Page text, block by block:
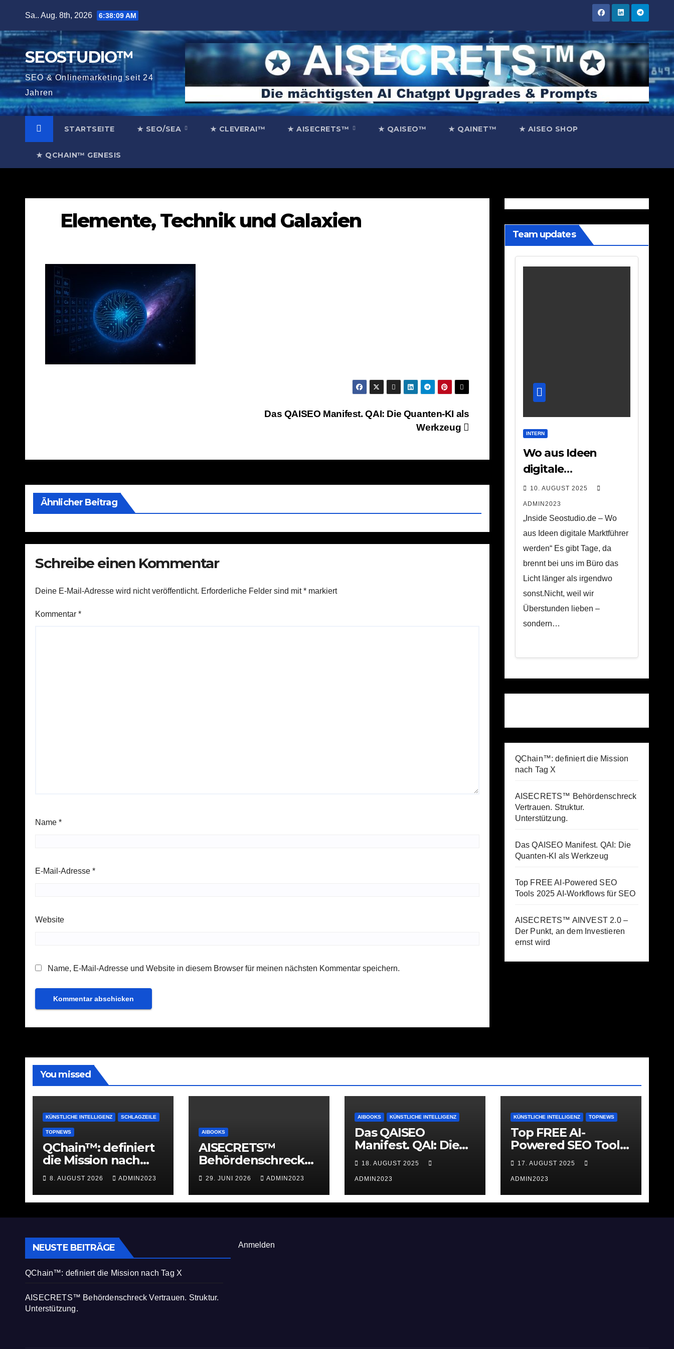
springen
Sa.. Aug. 8th, 2026 6:38:10 AM
SEOSTUDIO™
SEO & Onlinemarketing seit 24
Jahren
STARTSEITE ★ SEO/SEA ★ CLEVERAI™ ★ AISECRETS™ ★ QAISEO™ ★ QAINET™ ★ AISEO SHOP
★ QCHAIN™ GENESIS
Elemente, Technik und Galaxien
Das QAISEO Manifest. QAI: Die Quanten-KI als
Werkzeug
Ähnlicher Beitrag
Schreibe einen Kommentar
Deine E-Mail-Adresse wird nicht veröffentlicht. Erforderliche Felder sind mit* markiert
Kommentar *
Name *
E-Mail-Adresse *
Website
Name, E-Mail-Adresse und Website in diesem Browser für meinen nächsten Kommentar speichern.
Team updates
INTERN
Wo aus Ideen
digitale
Marktführer
werden
10. AUGUST 2025
ADMIN2023
„Inside Seostudio.de – Wo
aus Ideen digitale Marktführer
werden“ Es gibt Tage, da
brennt bei uns im Büro das
Licht länger als irgendwo
sonst.Nicht, weil wir
Überstunden lieben –
sondern…
QChain™: definiert die Mission
nach Tag X
AISECRETS™ Behördenschreck
Vertrauen. Struktur.
Unterstützung.
Das QAISEO Manifest. QAI: Die
Quanten-KI als Werkzeug
Top FREE AI-Powered SEO
Tools 2025 AI-Workflows für SEO
AISECRETS™ AINVEST 2.0 –
Der Punkt, an dem Investieren
ernst wird
You missed
KÜNSTLICHE INTELLIGENZ SCHLAGZEILE
TOPNEWS
QChain™: definiert
die Mission nach
Tag X
8. AUGUST 2026 ADMIN2023
AIBOOKS
AISECRETS™
Behördenschreck
Vertrauen. Struktur.
Unterstützung.
29. JUNI 2026 ADMIN2023
AIBOOKS KÜNSTLICHE INTELLIGENZ
Das QAISEO
Manifest. QAI: Die
Quanten-KI als
Werkzeug
18. AUGUST 2025
ADMIN2023
KÜNSTLICHE INTELLIGENZ TOPNEWS
Top FREE AI-
Powered SEO Tools
2025 AI-Workflows
für SEO
17. AUGUST 2025
ADMIN2023
NEUSTE BEITRÄGE
QChain™: definiert die Mission nach Tag X
AISECRETS™ Behördenschreck Vertrauen. Struktur.
Unterstützung.
Anmelden